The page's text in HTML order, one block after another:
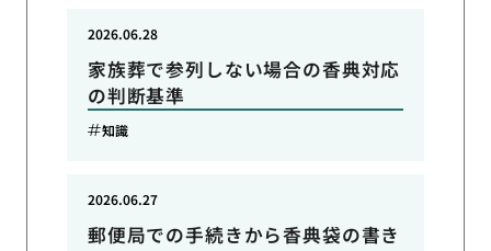
家族葬で参列しない場合の香典対応
の判断基準
2026.06.28
知識
郵便局での手続きから香典袋の書き
2026.06.27